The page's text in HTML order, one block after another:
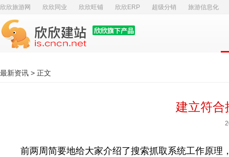
欣欣旅游网 欣欣同业 欣欣旺铺 欣欣ERP 超级分销 旅游信息化
最新资讯 > 正文
建立符合
前两周简要地给大家介绍了搜索抓取系统工作原